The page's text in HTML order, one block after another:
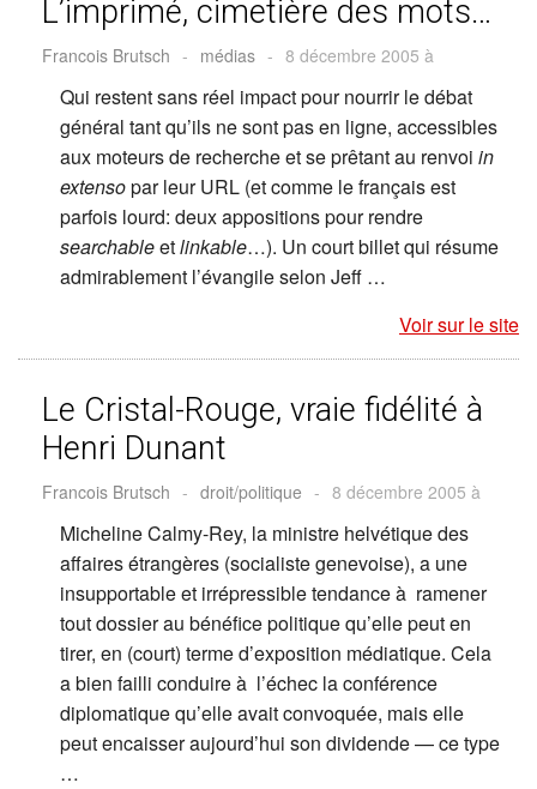
L’imprimé, cimetière des mots…
Francois Brutsch - médias - 8 décembre 2005 à
Qui restent sans réel impact pour nourrir le débat
général tant qu’ils ne sont pas en ligne, accessibles
aux moteurs de recherche et se prêtant au renvoi in
extensopar leur URL (et comme le français est
parfois lourd: deux appositions pour rendre
searchableetlinkable…). Un court billet qui résume
admirablement l’évangile selon Jeff …
Voir sur le site
Le Cristal-Rouge, vraie fidélité à
Henri Dunant
Francois Brutsch - droit/politique - 8 décembre 2005 à
Micheline Calmy-Rey, la ministre helvétique des
affaires étrangères (socialiste genevoise), a une
insupportable et irrépressible tendance à ramener
tout dossier au bénéfice politique qu’elle peut en
tirer, en (court) terme d’exposition médiatique. Cela
a bien failli conduire à l’échec la conférence
diplomatique qu’elle avait convoquée, mais elle
peut encaisser aujourd’hui son dividende — ce type
…